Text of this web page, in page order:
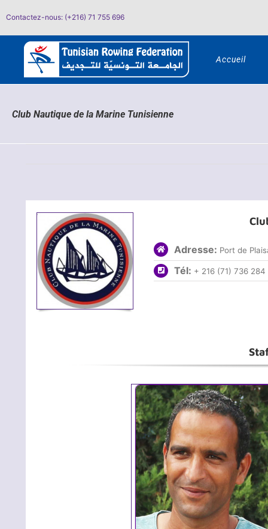
auContactez-nous: (+216) 71 755 696
Accueil
Club Nautique de la Marine Tunisienne
Adresse: Port de
Tél: + 216 (71) 736 284